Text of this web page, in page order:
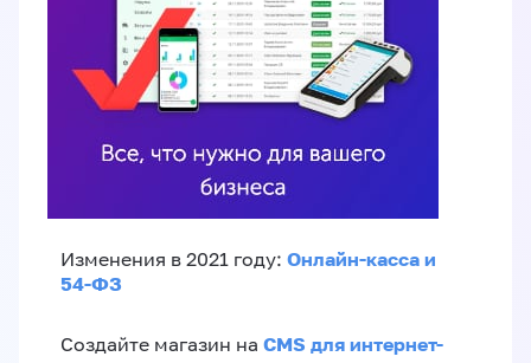
Изменения в 2021 году: Онлайн-касса и
54-ФЗ
Создайте магазин на CMS для интернет-